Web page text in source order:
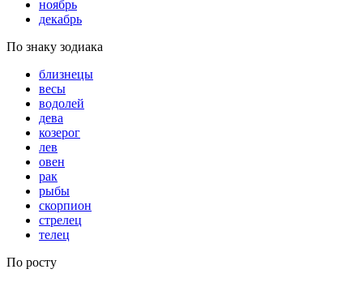
ноябрь
декабрь
По знаку зодиака
близнецы
весы
водолей
дева
козерог
лев
овен
рак
рыбы
скорпион
стрелец
телец
По росту